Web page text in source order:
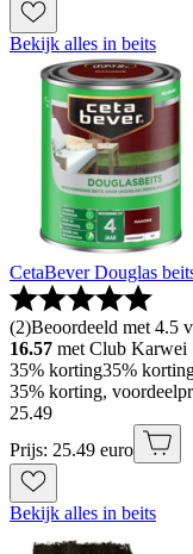
Bekijk alles in beits
CetaBever Douglas
(2)Beoordeeld met 4.5
16.57 met Club Karwei
35% korting35%
35% korting,
25.49
Prijs: 25.49 euro
Bekijk alles in beits